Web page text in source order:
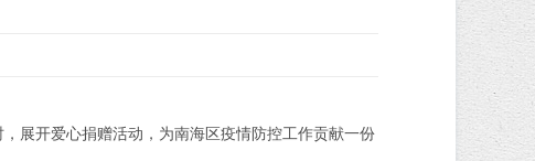
展开爱心捐赠活动，为南海区疫情防控工作贡献一份